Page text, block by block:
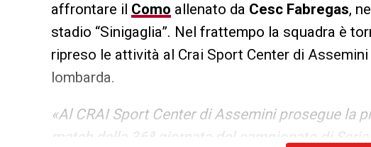
affrontare il Como allenato da Cesc Fabregas,
stadio “Sinigaglia”. Nel frattempo la squadra è
ripreso le attività al Crai Sport Center di
lombarda.
«Al CRAI Sport Center di Assemini prosegue la
match della 36ª giornata del campionato di